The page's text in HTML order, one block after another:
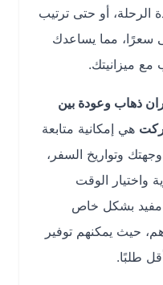
أو حتى ترتيب
مما يساعدك
وعودة بين
إمكانية متابعة
السفر،
الوقت
بشكل خاص
يمكنهم توفير